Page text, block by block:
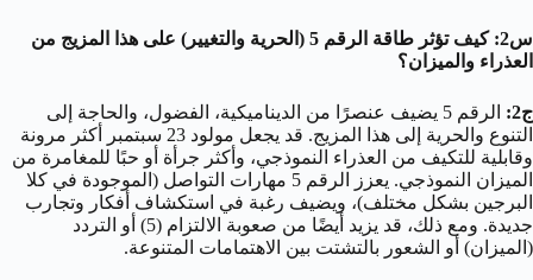
س2: كيف تؤثر طاقة الرقم 5 (الحرية والتغيير) على هذا المزيج من
العذراء والميزان؟
ج2:
الرقم 5 يضيف عنصرًا من الديناميكية، الفضول، والحاجة إلى
التنوع والحرية إلى هذا المزيج. قد يجعل مولود 23 سبتمبر أكثر مرونة
وقابلية للتكيف من العذراء النموذجي، وأكثر جرأة أو حبًا للمغامرة من
الميزان النموذجي. يعزز الرقم 5 مهارات التواصل (الموجودة في كلا
البرجين بشكل مختلف)، ويضيف رغبة في استكشاف أفكار وتجارب
جديدة. ومع ذلك، قد يزيد أيضًا من صعوبة الالتزام (5) أو التردد
(الميزان) أو الشعور بالتشتت بين الاهتمامات المتنوعة.